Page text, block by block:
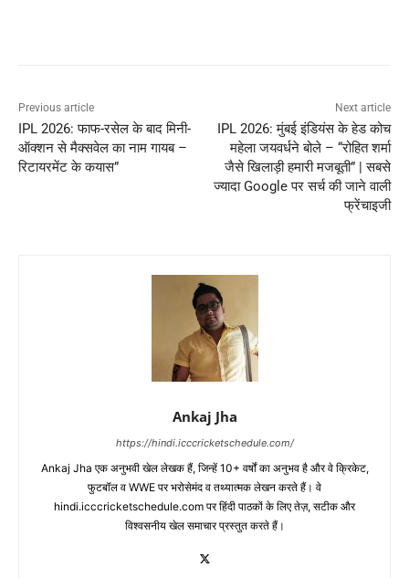
Previous article
IPL 2026: फाफ-रसेल के बाद मिनी-
ऑक्शन से मैक्सवेल का नाम गायब –
रिटायरमेंट के कयास”
Next article
IPL 2026: मुंबई इंडियंस के हेड कोच
महेला जयवर्धने बोले – “रोहित शर्मा
जैसे खिलाड़ी हमारी मजबूती” | सबसे
ज्यादा Google पर सर्च की जाने वाली
फ्रेंचाइजी
Ankaj Jha
https://hindi.icccricketschedule.com/
Ankaj Jha एक अनुभवी खेल लेखक हैं, जिन्हें 10+ वर्षों का अनुभव है और वे क्रिकेट,
फुटबॉल व WWE पर भरोसेमंद व तथ्यात्मक लेखन करते हैं। वे
hindi.icccricketschedule.com पर हिंदी पाठकों के लिए तेज़, सटीक और
विश्वसनीय खेल समाचार प्रस्तुत करते हैं।